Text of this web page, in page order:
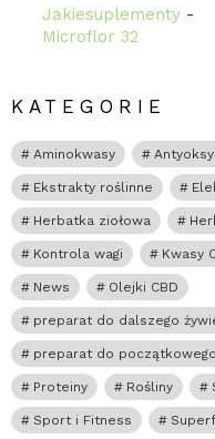
Jakiesuplementy -
Microflor 32
KATEGORIE
Aminokwasy
Ekstrakty roślinne
Herbatka ziołowa
Kontrola wagi Kwasy
News Olejki CBD
preparat do dalszego
preparat do
Proteiny Rośliny
Sport i Fitness